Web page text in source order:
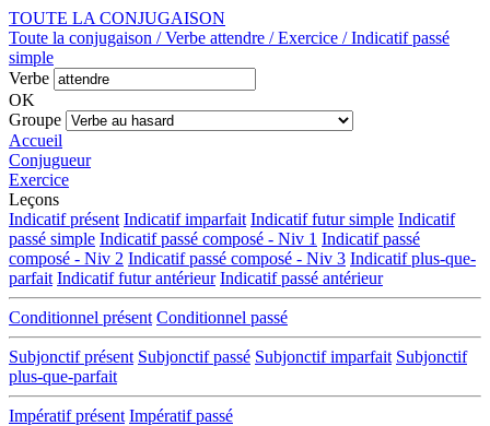
TOUTE LA CONJUGAISON
Toute la conjugaison / Verbe attendre / Exercice / Indicatif passé
simple
Verbe
OK
Groupe
Accueil
Conjugueur
Exercice
Leçons
Indicatif présent Indicatif imparfait Indicatif futur simple Indicatif
passé simple Indicatif passé composé - Niv 1 Indicatif passé
composé - Niv 2 Indicatif passé composé - Niv 3 Indicatif plus-que-
parfait Indicatif futur antérieur Indicatif passé antérieur
Conditionnel présent Conditionnel passé
Subjonctif présent Subjonctif passé Subjonctif imparfait Subjonctif
plus-que-parfait
Impératif présent Impératif passé